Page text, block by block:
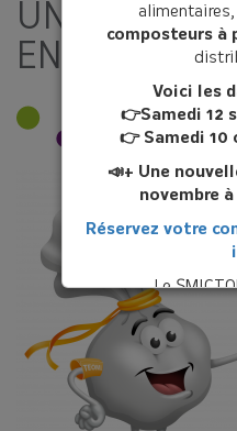
composteurs à
Voici les
👉Samedi 12
👉 Samedi 10
📣+ Une
novembre
Réservez votre
Le
UN PLAN
ENDIGUER